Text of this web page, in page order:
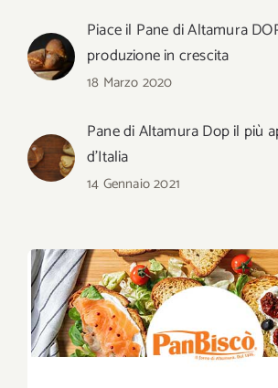
Piace il Pane di Altamura
produzione in crescita
18 Marzo 2020
Pane di Altamura Dop il più
d’Italia
14 Gennaio 2021